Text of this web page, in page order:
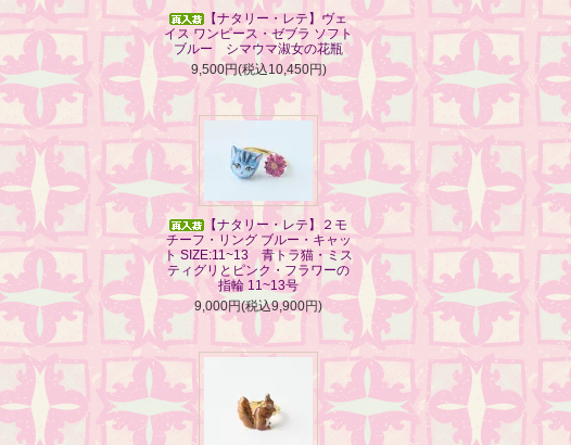
【ナタリー・レテ】ヴェ
イス ワンピース・ゼブラ ソフト
ブルー シマウマ淑女の花瓶
9,500円(税込10,450円)
【ナタリー・レテ】２モ
チーフ・リング ブルー・キャッ
ト SIZE:11~13 青トラ猫・ミス
ティグリとピンク・フラワーの
指輪 11~13号
9,000円(税込9,900円)